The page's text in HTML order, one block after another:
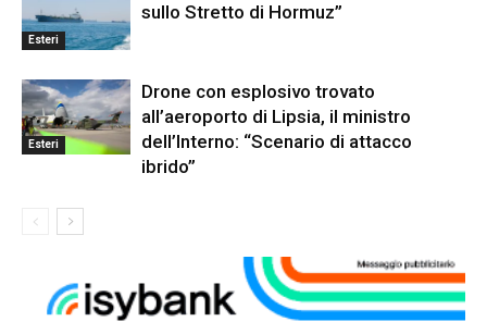
Esteri
sullo Stretto di Hormuz”
Esteri
Drone con esplosivo trovato
all’aeroporto di Lipsia, il ministro
dell’Interno: “Scenario di attacco
ibrido”